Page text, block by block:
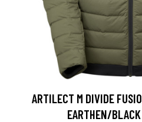
ARTILECT M DIVIDE
EARTHEN/